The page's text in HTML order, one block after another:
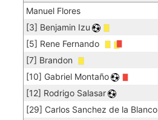
Manuel Flores
[3] Benjamin Izu
[5] Rene Fernando
[7] Brandon
[10] Gabriel Montaño
[12] Rodrigo Salasar
[29] Carlos Sanchez de la Blanco